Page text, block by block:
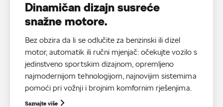
Dinamičan dizajn susreće
snažne motore.
Bez obzira da li se odlučite za benzinski ili dizel
motor, automatik ili ručni mjenjač: očekujte vozilo s
jedinstveno sportskim dizajnom, opremljeno
najmodernijom tehnologijom, najnovijim sistemima
pomoći pri vožnji i brojnim komfornim rješenjima.
Saznajte više